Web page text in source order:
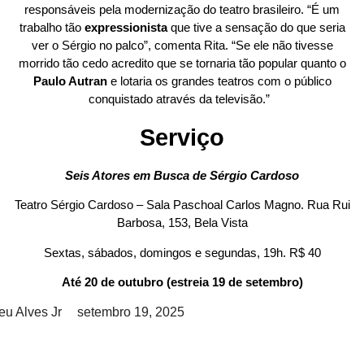
responsáveis pela modernização do teatro brasileiro. “É um
trabalho tão expressionistaque tive a sensação do que seria
ver o Sérgio no palco”, comenta Rita. “Se ele não tivesse
morrido tão cedo acredito que se tornaria tão popular quanto o
Paulo Autrane lotaria os grandes teatros com o público
conquistado através da televisão.”
Serviço
Seis Atores em Busca de Sérgio Cardoso
Teatro Sérgio Cardoso – Sala Paschoal Carlos Magno. Rua Rui
Barbosa, 153, Bela Vista
Sextas, sábados, domingos e segundas, 19h. R$ 40
Até 20 de outubro (estreia 19 de setembro)
Alves Jr setembro 19, 2025